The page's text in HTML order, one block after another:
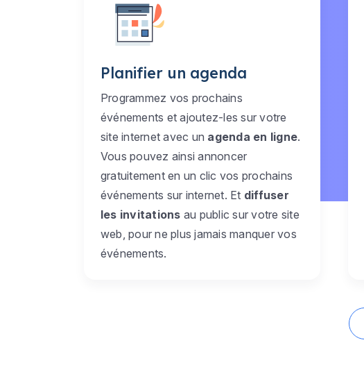
Planifier un agenda
Programmez vos prochains
événements et ajoutez-les sur votre
site internet avec un agenda en ligne.
Vous pouvez ainsi annoncer
gratuitement en un clic vos prochains
événements sur internet. Et diffuser
les invitations au public sur votre site
web, pour ne plus jamais manquer vos
événements.